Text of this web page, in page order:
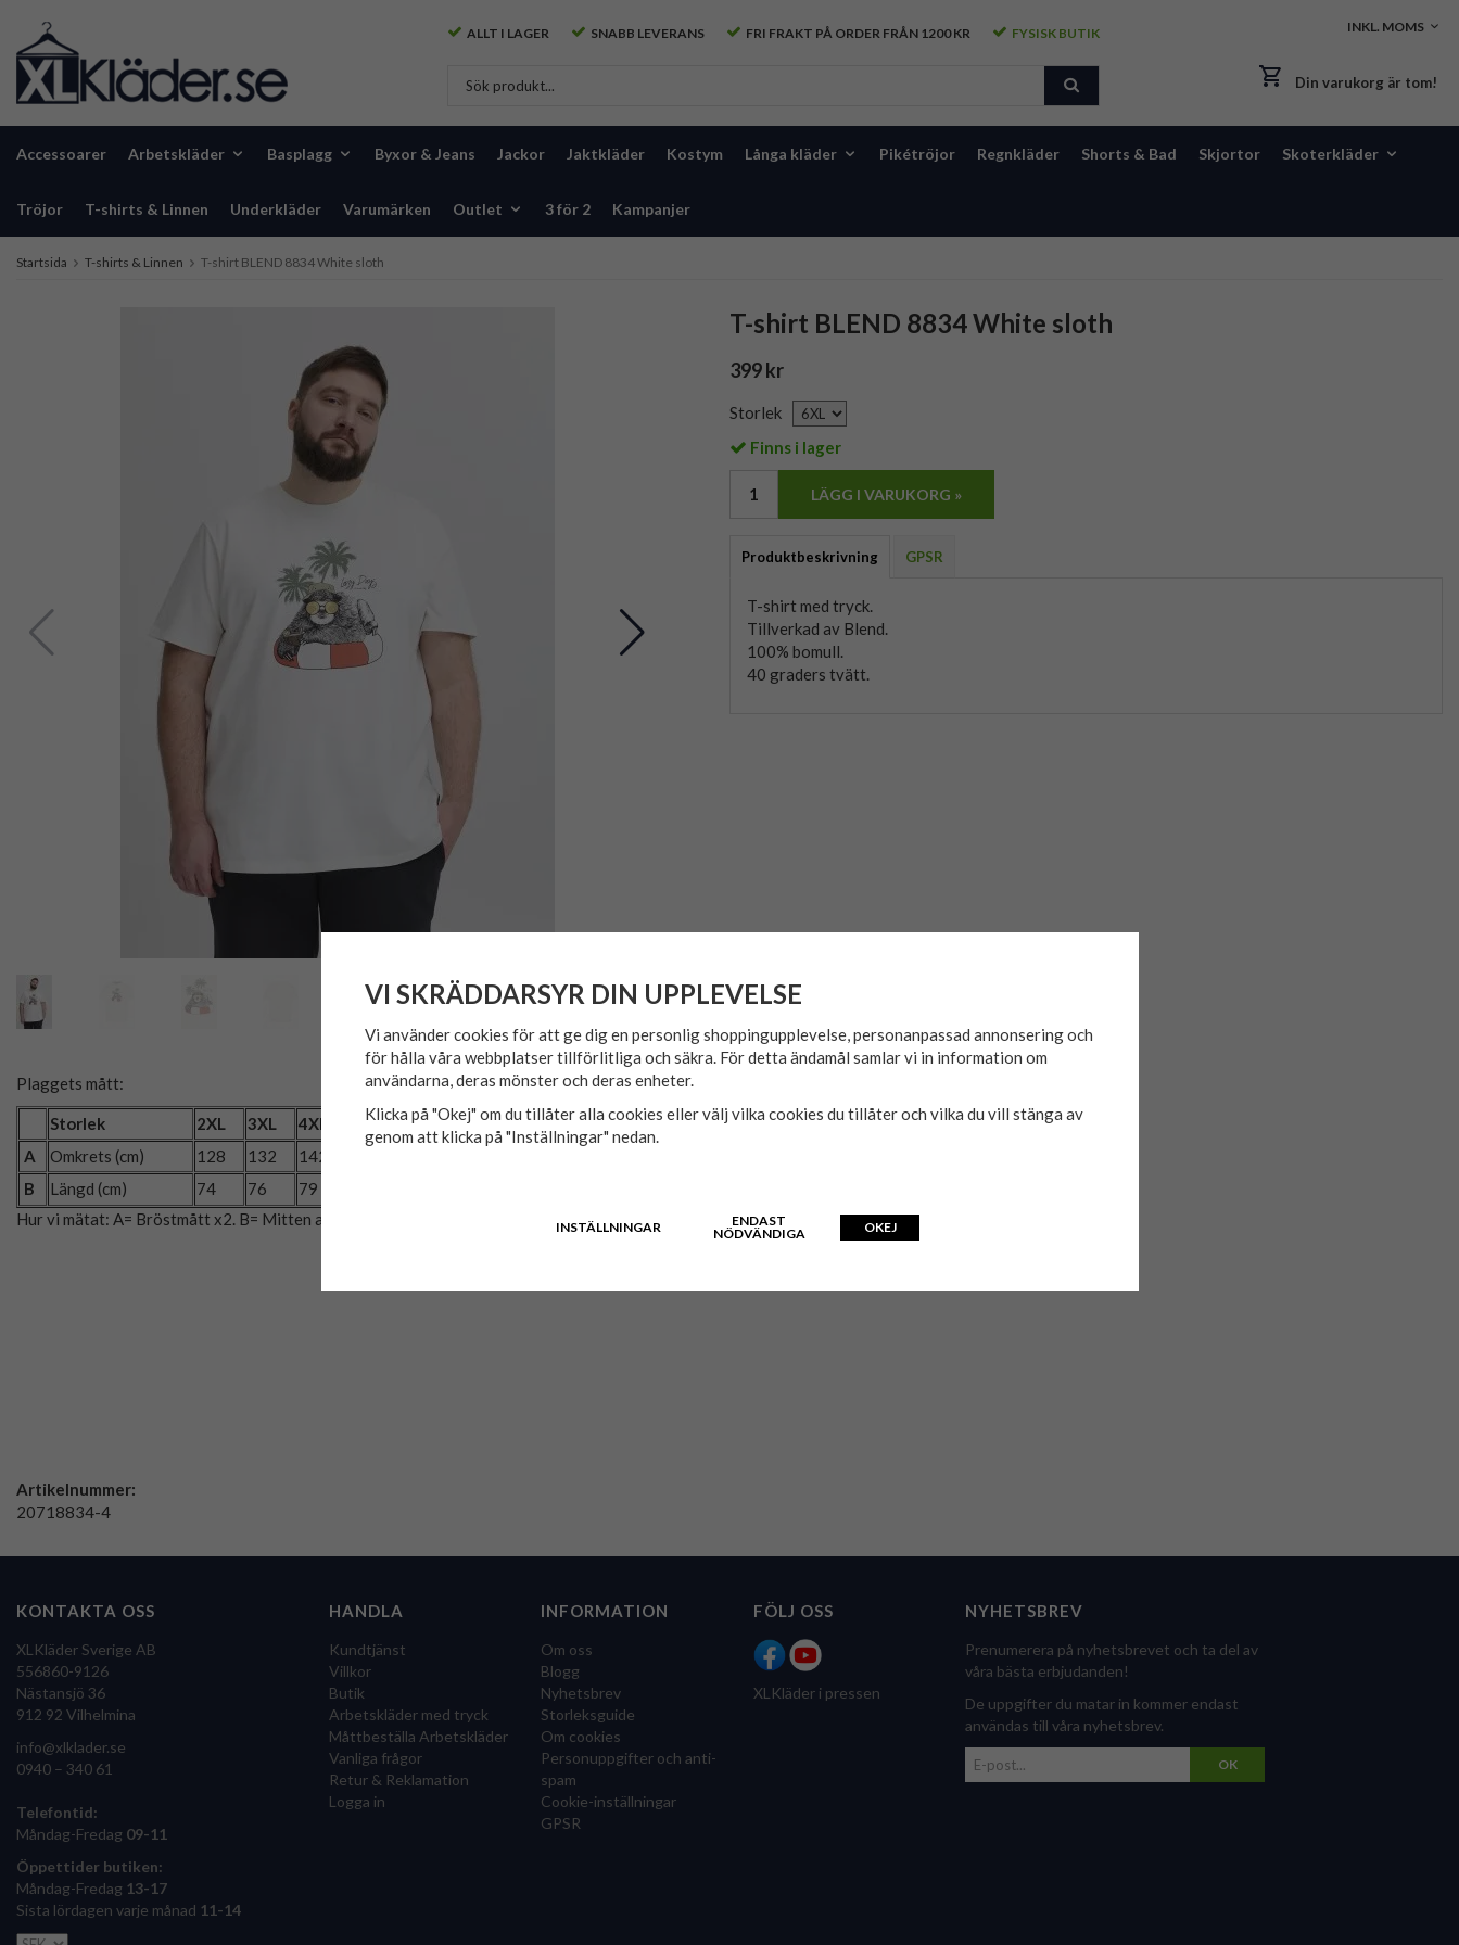
ALLT I LAGER SNABB LEVERANS FRI FRAKT PÅ ORDER FRÅN 1200 KR FYSISK BUTIK
Din varukorg är tom!
Accessoarer Arbetskläder Basplagg Byxor & Jeans Jackor Jaktkläder Kostym Långa kläder Pikétröjor Regnkläder Shorts & Bad Skjortor Skoterkläder
Tröjor T-shirts & Linnen Underkläder Varumärken Outlet 3 för 2 Kampanjer
Startsida T-shirts & Linnen T-shirt BLEND 8834 White sloth
T-shirt BLEND 8834 White sloth
399 kr
Storlek
Finns i lager
LÄGG I VARUKORG »
Produktbeskrivning GPSR
T-shirt med tryck.
Tillverkad av Blend.
100% bomull.
40 graders tvätt.
Plaggets mått:
Storlek 2XL 3XL 4XL 5XL
6XL
A
Omkrets (cm) 128 132 142
B
Längd (cm) 74 76 79
Hur vi mätat: A= Bröstmått x2. B= Mitten av axeln till plaggets slut.
Artikelnummer:
20718834-4
KONTAKTA OSS
XLKläder Sverige AB
556860-9126
Nästansjö 36
912 92 Vilhelmina
info@xlklader.se
0940 – 340 61
Telefontid:
Måndag-Fredag 09-11
Öppettider butiken:
Måndag-Fredag 13-17
Sista lördagen varje månad 11-14
HANDLA
Kundtjänst
Villkor
Butik
Arbetskläder med tryck
Måttbeställa Arbetskläder
Vanliga frågor
Retur & Reklamation
Logga in
INFORMATION
Om oss
Blogg
Nyhetsbrev
Storleksguide
Om cookies
Personuppgifter och anti-
spam
Cookie-inställningar
GPSR
FÖLJ OSS
XLKläder i pressen
NYHETSBREV
Prenumerera på nyhetsbrevet och ta del av
våra bästa erbjudanden!
De uppgifter du matar in kommer endast
användas till våra nyhetsbrev.
OK
VI SKRÄDDARSYR DIN UPPLEVELSE
Vi använder cookies för att ge dig en personlig shoppingupplevelse, personanpassad annonsering och
för hålla våra webbplatser tillförlitliga och säkra. För detta ändamål samlar vi in information om
användarna, deras mönster och deras enheter.
Klicka på "Okej" om du tillåter alla cookies eller välj vilka cookies du tillåter och vilka du vill stänga av
genom att klicka på "Inställningar" nedan.
INSTÄLLNINGAR
ENDAST
NÖDVÄNDIGA
OKEJ